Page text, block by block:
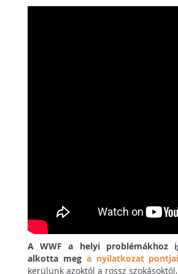
A WWF a helyi problémákhoz
alkotta meg a nyilatkozat
kerülünk azoktól a rossz